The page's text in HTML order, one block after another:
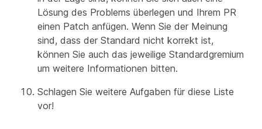
Lösung des Problems überlegen und Ihrem PR
einen Patch anfügen. Wenn Sie der Meinung
sind, dass der Standard nicht korrekt ist,
können Sie auch das jeweilige Standardgremium
um weitere Informationen bitten.
Schlagen Sie weitere Aufgaben für diese Liste
vor!